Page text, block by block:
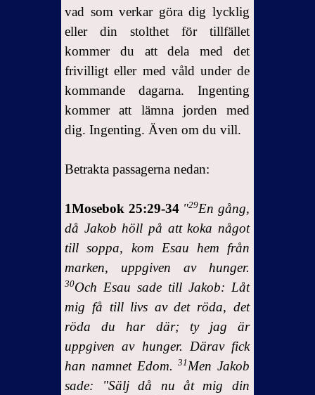
vad som verkar göra dig lycklig
eller din stolthet för tillfället
kommer du att dela med det
frivilligt eller med våld under de
kommande dagarna. Ingenting
kommer att lämna jorden med
dig. Ingenting. Även om du vill.
Betrakta passagerna nedan:
1Mosebok 25:29-34 "29En gång,
då Jakob höll på att koka något
till soppa, kom Esau hem från
marken, uppgiven av hunger.
30Och Esau sade till Jakob: Låt
mig få till livs av det röda, det
röda du har där; ty jag är
uppgiven av hunger. Därav fick
han namnet Edom.31 Men Jakob
sade: "Sälj då nu åt mig din